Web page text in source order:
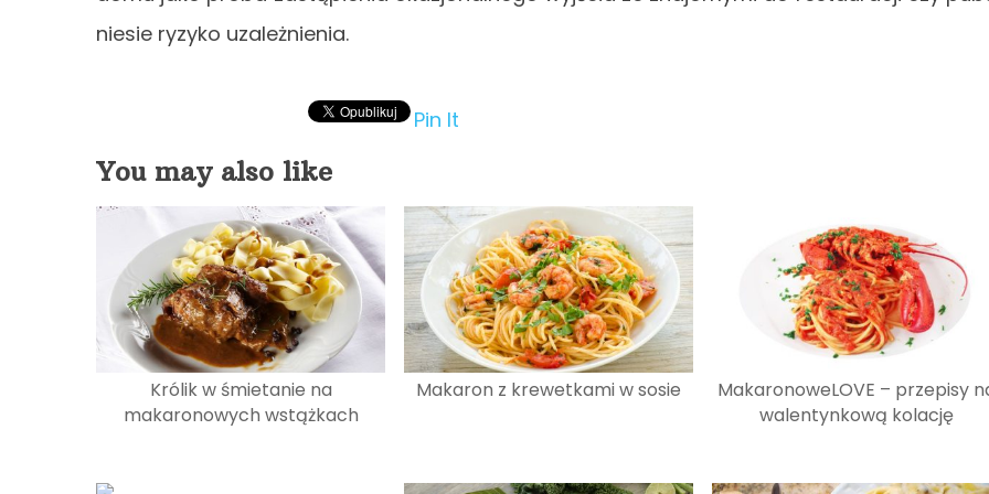
niesie ryzyko uzależnienia.
Pin It
You may also like
Królik w śmietanie na
makaronowych wstążkach
Makaron z krewetkami w sosie
MakaronoweLOVE – przepisy
walentynkową kolację